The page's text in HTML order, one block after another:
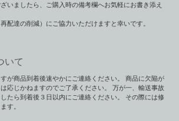
いましたら、ご購入時の備考欄へお気軽にお書き添え
配達の削減）にご協力いただけますと幸いです。
いて
が商品到着後速やかにご連絡ください。 商品に欠陥が
応じかねますのでご了承ください。 万が一、輸送事故
たら到着後３日以内にご連絡ください。 その際には修
す。